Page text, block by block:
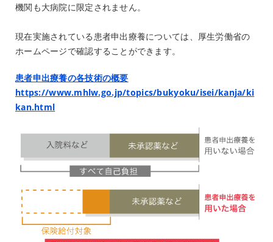
機関も大病院に限定されません。
現在実施されている患者申出療養については、厚生労働省の
ホームページで確認することができます。
患者申出療養の各技術の概要
https://www.mhlw.go.jp/topics/bukyoku/isei/kanja/ki
kan.html